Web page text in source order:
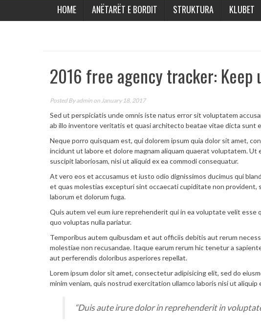
HOME ANËTARËT E BORDIT STRUKTURA KLUBET
2016 free agency tracker:
Posted Byadmin on January 18, 2017
Sed ut perspiciatis unde omnis iste natus error sit voluptatem
ab illo inventore veritatis et quasi architecto beatae vitae dicta sunt
Neque porro quisquam est, qui dolorem ipsum quia dolor sit amet,
incidunt ut labore et dolore magnam aliquam quaerat voluptatem. Ut
suscipit laboriosam, nisi ut aliquid ex ea commodi consequatur.
At vero eos et accusamus et iusto odio dignissimos ducimus qui
et quas molestias excepturi sint occaecati cupiditate non provident,
laborum et dolorum fuga.
Quis autem vel eum iure reprehenderit qui in ea voluptate velit esse
quo voluptas nulla pariatur.
Temporibus autem quibusdam et aut officiis debitis aut rerum
molestiae non recusandae. Itaque earum rerum hic tenetur a
aut perferendis doloribus asperiores repellat.
Lorem ipsum dolor sit amet, consectetur adipisicing elit, sed do
minim veniam, quis nostrud exercitation ullamco laboris nisi ut aliquip
“Duis aute irure dolor in reprehenderit in